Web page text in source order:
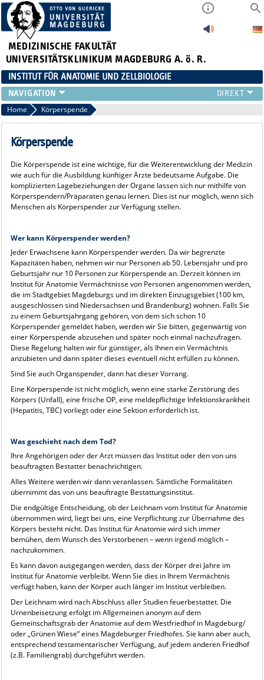
MEDIZINISCHE FAKULTÄT
UNIVERSITÄTSKLINIKUM MAGDEBURG A. ö. R.
INSTITUT FÜR ANATOMIE UND ZELLBIOLOGIE
FORSCHUNG
LEHRE
INSTITUT
KONTAKT
Home Körperspende
Körperspende
Die Körperspende ist eine wichtige, für die Weiterentwicklung der Medizin
wie auch für die Ausbildung künftiger Ärzte bedeutsame Aufgabe. Die
komplizierten Lagebeziehungen der Organe lassen sich nur mithilfe von
Körperspendern/Präparaten genau lernen. Dies ist nur möglich, wenn sich
Menschen als Körperspender zur Verfügung stellen.
Wer kann Körperspender werden?
Jeder Erwachsene kann Körperspender werden. Da wir begrenzte
Kapazitäten haben, nehmen wir nur Personen ab 50. Lebensjahr und pro
Geburtsjahr nur 10 Personen zur Körperspende an. Derzeit können im
Institut für Anatomie Vermächtnisse von Personen angenommen werden,
die im Stadtgebiet Magdeburgs und im direkten Einzugsgebiet (100 km,
ausgeschlossen sind Niedersachsen und Brandenburg) wohnen. Falls Sie
zu einem Geburtsjahrgang gehören, von dem sich schon 10
Körperspender gemeldet haben, werden wir Sie bitten, gegenwärtig von
einer Körperspende abzusehen und später noch einmal nachzufragen.
Diese Regelung halten wir für günstiger, als Ihnen ein Vermächtnis
anzubieten und dann später dieses eventuell nicht erfüllen zu können.
Sind Sie auch Organspender, dann hat dieser Vorrang.
Eine Körperspende ist nicht möglich, wenn eine starke Zerstörung des
Körpers (Unfall), eine frische OP, eine meldepflichtige Infektionskrankheit
(Hepatitis, TBC) vorliegt oder eine Sektion erforderlich ist.
Was geschieht nach dem Tod?
Ihre Angehörigen oder der Arzt müssen das Institut oder den von uns
beauftragten Bestatter benachrichtigen.
Alles Weitere werden wir dann veranlassen. Sämtliche Formalitäten
übernimmt das von uns beauftragte Bestattungsinstitut.
Die endgültige Entscheidung, ob der Leichnam vom Institut für Anatomie
übernommen wird, liegt bei uns, eine Verpflichtung zur Übernahme des
Körpers besteht nicht. Das Institut für Anatomie wird sich immer
bemühen, dem Wunsch des Verstorbenen – wenn irgend möglich –
nachzukommen.
Es kann davon ausgegangen werden, dass der Körper drei Jahre im
Institut für Anatomie verbleibt. Wenn Sie dies in Ihrem Vermächtnis
verfügt haben, kann der Körper auch länger im Institut verbleiben.
Der Leichnam wird nach Abschluss aller Studien feuerbestattet. Die
Urnenbeisetzung erfolgt im Allgemeinen anonym auf dem
Gemeinschaftsgrab der Anatomie auf dem Westfriedhof in Magdeburg/
oder „Grünen Wiese“ eines Magdeburger Friedhofes. Sie kann aber auch,
entsprechend testamentarischer Verfügung, auf jedem anderen Friedhof
(z.B. Familiengrab) durchgeführt werden.